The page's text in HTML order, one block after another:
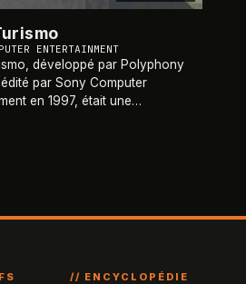
ENTERTAINMENT
développé par Polyphony
par Sony Computer
en 1997, était une
// ENCYCLOPÉDIE